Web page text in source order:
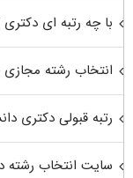
با چه رتبه ای
انتخاب رشته مجازی
رتبه قبولی دکتری
سایت انتخاب رشته